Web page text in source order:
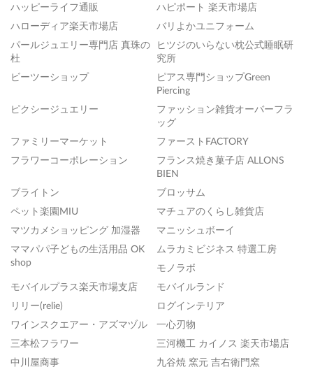
ハッピーライフ通販
ハピポート 楽天市場店
ハローディア楽天市場店
バリよかユニフォーム
パールジュエリー専門店 真珠の
杜
ヒツジのいらない枕公式睡眠研
究所
ビーツーショップ
ピアス専門ショップGreen
Piercing
ピクシージュエリー
ファッション雑貨オーバーフラ
ッグ
ファミリーマーケット
ファーストFACTORY
フラワーコーポレーション
フランス焼き菓子店 ALLONS
BIEN
ブライトン
ブロッサム
ペット楽園MIU
マチュアのくらし雑貨店
マツカメショッピング 加湿器
マニッシュボーイ
ママパパ子どもの生活用品 OK
shop
ムラカミビジネス 特選工房
モノラボ
モバイルプラス楽天市場支店
モバイルランド
リリー(relie)
ログインテリア
ワインスクエアー・アズマヅル
一心刃物
三本松フラワー
三河機工 カイノス 楽天市場店
中川屋商事
九谷焼 窯元 吉右衛門窯